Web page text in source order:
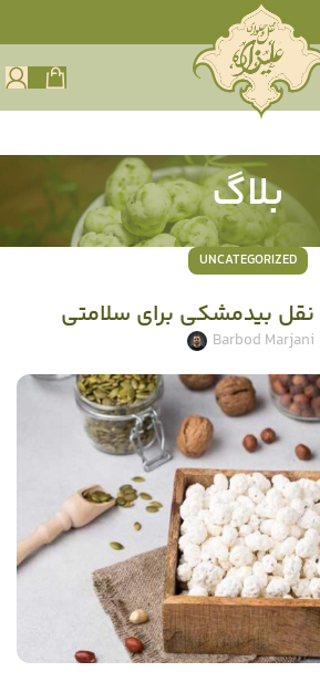
بلاگ
UNCATEGORIZED
بیدمشکی برای سلامتی
Barbod Marjani